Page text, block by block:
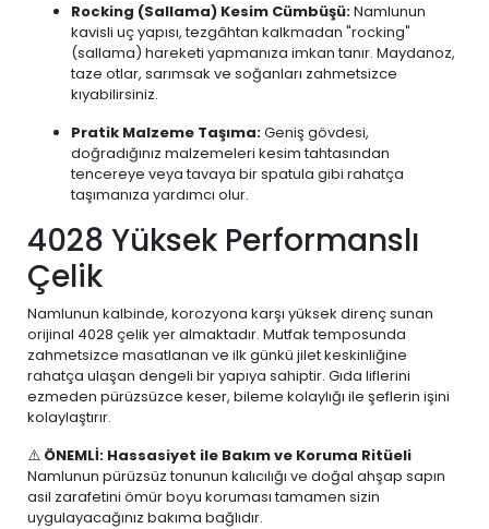
Rocking (Sallama) Kesim Cümbüşü:Namlunun
kavisli uç yapısı, tezgâhtan kalkmadan "rocking"
(sallama) hareketi yapmanıza imkan tanır. Maydanoz,
taze otlar, sarımsak ve soğanları zahmetsizce
kıyabilirsiniz.
Pratik Malzeme Taşıma:Geniş gövdesi,
doğradığınız malzemeleri kesim tahtasından
tencereye veya tavaya bir spatula gibi rahatça
taşımanıza yardımcı olur.
4028 Yüksek Performanslı
Çelik
Namlunun kalbinde, korozyona karşı yüksek direnç sunan
orijinal 4028 çelik yer almaktadır. Mutfak temposunda
zahmetsizce masatlanan ve ilk günkü jilet keskinliğine
rahatça ulaşan dengeli bir yapıya sahiptir. Gıda liflerini
ezmeden pürüzsüzce keser, bileme kolaylığı ile şeflerin işini
kolaylaştırır.
⚠️ ÖNEMLİ: Hassasiyet ile Bakım ve Koruma Ritüeli
Namlunun pürüzsüz tonunun kalıcılığı ve doğal ahşap sapın
asil zarafetini ömür boyu koruması tamamen sizin
uygulayacağınız bakıma bağlıdır.